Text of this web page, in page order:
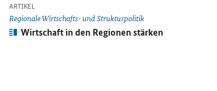
ARTIKEL
Regionale Wirtschafts- und Strukturpolitik
Artikel:
Wirtschaft in den Regionen stärken